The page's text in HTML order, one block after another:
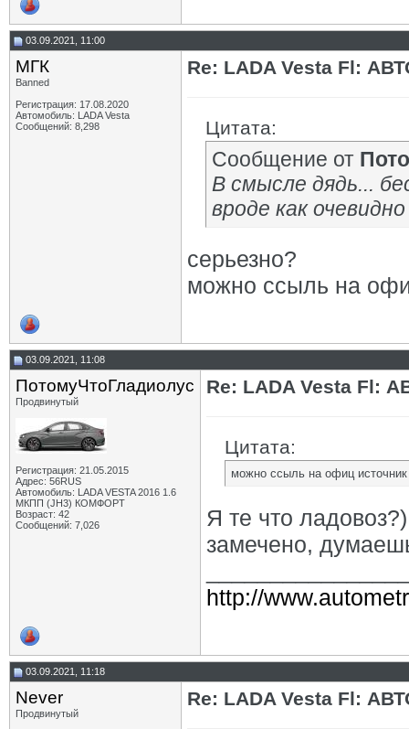
03.09.2021, 11:00
МГК
Banned
Регистрация: 17.08.2020
Автомобиль: LADA Vesta
Сообщений: 8,298
Re: LADA Vesta Fl:
Цитата:
Сообщение от
В смысле дядь...
вроде как
серьезно?
можно ссыль на
03.09.2021, 11:08
ПотомуЧтоГладиолус
Продвинутый
Регистрация: 21.05.2015
Адрес: 56RUS
Автомобиль: LADA VESTA 2016 1.6
МКПП (JH3) КОМФОРТ
Возраст: 42
Сообщений: 7,026
Re: LADA Vesta Fl:
Цитата:
можно ссыль на офиц источник
Я те что
замечено,
http://
03.09.2021, 11:18
Never
Продвинутый
Re: LADA Vesta Fl: